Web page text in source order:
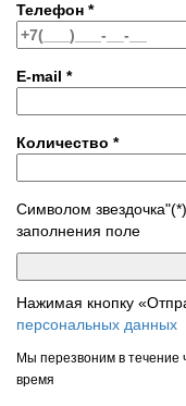
Телефон *
E-mail *
Количество *
Символом
заполнения поле
Нажимая кнопку
персональных данных
Мы перезвоним в течение
время